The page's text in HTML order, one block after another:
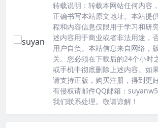
转载说明： 转载本网站任何内容
正确书写本站原文地址。本站提
程和内容信息仅限用于学习和研
述内容用于商业或者非法用途，
用户自负。本站信息来自网络，
关。您必须在下载后的24个小时
或手机中彻底删除上述内容。如
请支持正版，购买注册，得到更
有侵权请邮件QQ邮箱：
我们联系处理。敬请谅解！